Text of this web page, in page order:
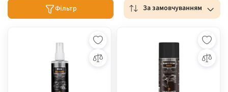
Фільтр За замовчуванням